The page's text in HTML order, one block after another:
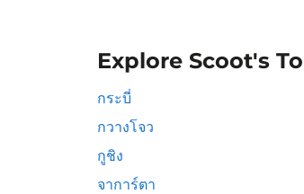
Explore Scoot's
กระบี่
กวางโจว
กูชิง
จาการ์ตา